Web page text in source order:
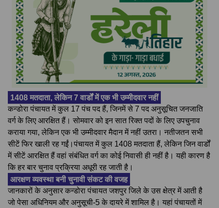
1408 मतदाता, लेकिन 7 वार्डों में एक भी उम्मीदवार नहीं
कन्डोरा पंचायत में कुल 17 पंच पद हैं, जिनमें से 7 पद अनुसूचित जनजाति
वर्ग के लिए आरक्षित हैं। सोमवार को इन सात रिक्त पदों के लिए उपचुनाव
कराया गया, लेकिन एक भी उम्मीदवार मैदान में नहीं उतरा। नतीजतन सभी
सीटें फिर खाली रह गईं।पंचायत में कुल 1408 मतदाता हैं, लेकिन जिन वार्डों
में सीटें आरक्षित हैं वहां संबंधित वर्ग का कोई निवासी ही नहीं है। यही कारण है
कि हर बार चुनाव प्रक्रिया अधूरी रह जाती है।
आरक्षण व्यवस्था बनी चुनावी संकट की वजह
जानकारों के अनुसार कन्डोरा पंचायत जशपुर जिले के उस क्षेत्र में आती है
जो पेसा अधिनियम और अनुसूची-5 के दायरे में शामिल है। यहां पंचायतों में